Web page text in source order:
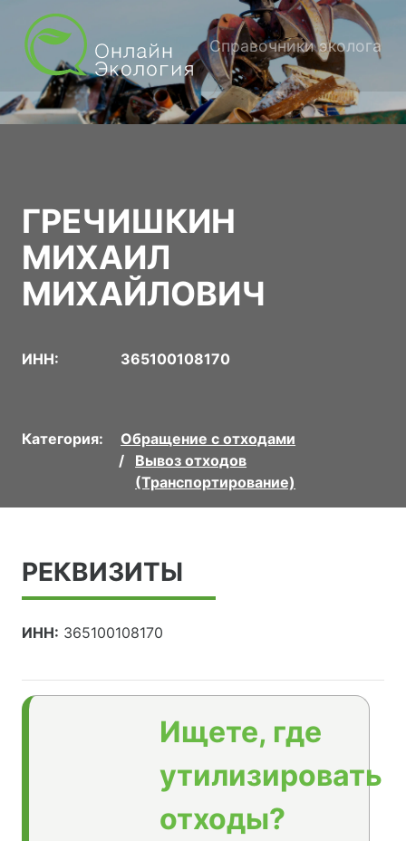
Справочники эколога
ГРЕЧИШКИН
МИХАИЛ
МИХАЙЛОВИЧ
ИНН: 365100108170
Категория:
Обращение с отходами
Вывоз отходов
(Транспортирование)
РЕКВИЗИТЫ
ИНН: 365100108170
Ищете, где
утилизировать
отходы?